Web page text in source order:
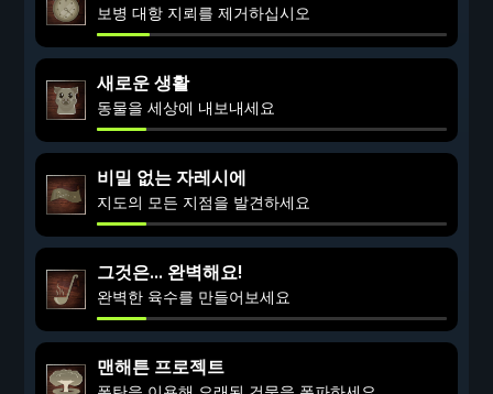
보병 대항 지뢰를 제거하십시오
새로운 생활
동물을 세상에 내보내세요
비밀 없는 자레시에
지도의 모든 지점을 발견하세요
그것은... 완벽해요!
완벽한 육수를 만들어보세요
맨해튼 프로젝트